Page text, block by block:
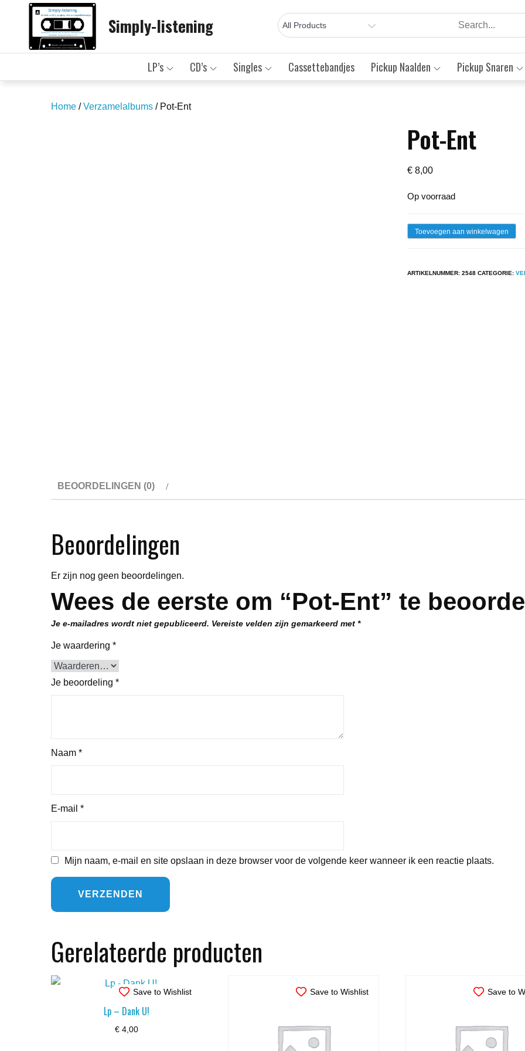
Simply-listening
LP’s CD’s Singles Cassettebandjes Pickup Naalden Pickup Snaren
Home /Verzamelalbums / Pot-Ent
Pot-Ent
€ 8,00
Op voorraad
Pot-
Toevoegen aan winkelwagen
ARTIKELNUMMER:2548 CATEGORIE:
BEOORDELINGEN (0)
Beoordelingen
Er zijn nog geen beoordelingen.
Wees de eerste om “Pot-Ent” te
Je e-mailadres wordt niet gepubliceerd. Vereiste velden zijn gemarkeerd met *
Je waardering *
Je beoordeling *
Naam *
E-mail *
Mijn naam, e-mail en site opslaan in deze browser voor de volgende keer wanneer ik een reactie plaats.
Gerelateerde producten
Save to Wishlist
Lp – Dank U!
€4,00
Save to Wishlist Save to